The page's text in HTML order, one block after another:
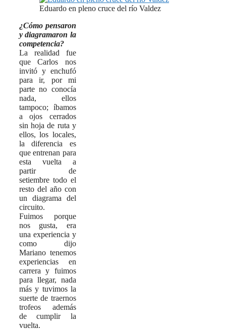
Eduardo en pleno cruce del río Valdez
¿Cómo pensaron
y diagramaron la
competencia?
La realidad fue
que Carlos nos
invitó y enchufó
para ir, por mi
parte no conocía
nada, ellos
tampoco; íbamos
a ojos cerrados
sin hoja de ruta y
ellos, los locales,
la diferencia es
que entrenan para
esta vuelta a
partir de
setiembre todo el
resto del año con
un diagrama del
circuito.
Fuimos porque
nos gusta, era
una experiencia y
como dijo
Mariano tenemos
experiencias en
carrera y fuimos
para llegar, nada
más y tuvimos la
suerte de traernos
trofeos además
de cumplir la
vuelta.